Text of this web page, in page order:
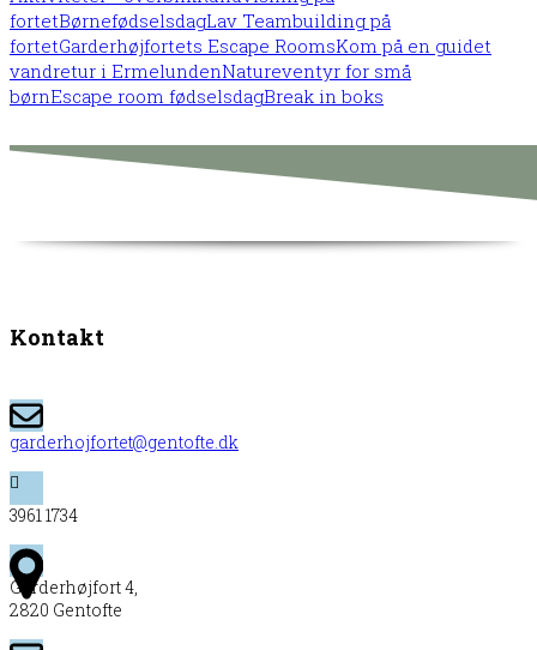
fortetBørnefødselsdagLav Teambuilding på
fortetGarderhøjfortets Escape RoomsKom på en guidet
vandretur i ErmelundenNatureventyr for små
børnEscape room fødselsdagBreak in boks
Kontakt
garderhojfortet@gentofte.dk
3961 1734
Garderhøjfort 4,
2820 Gentofte